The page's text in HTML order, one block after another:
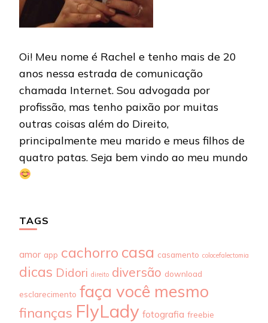
Oi! Meu nome é Rachel e tenho mais de 20
anos nessa estrada de comunicação
chamada Internet. Sou advogada por
profissão, mas tenho paixão por muitas
outras coisas além do Direito,
principalmente meu marido e meus filhos de
quatro patas. Seja bem vindo ao meu mundo
TAGS
amor app cachorro casa casamento colocefalectomia
dicas Didori direito diversão download
esclarecimento faça você mesmo
finanças FlyLady fotografia freebie